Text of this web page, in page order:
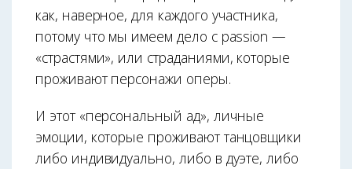
как, наверное, для каждого участника,
потому что мы имеем дело с passion —
«страстями», или страданиями, которые
проживают персонажи оперы.
И этот «персональный ад», личные
эмоции, которые проживают танцовщики
либо индивидуально, либо в дуэте, либо